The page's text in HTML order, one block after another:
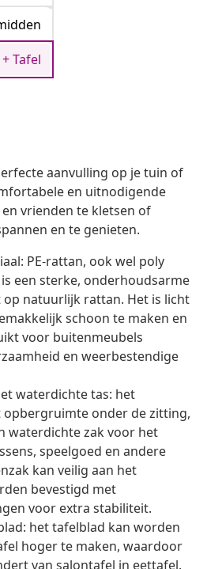
Tafel
aanvulling op je tuin of
en uitnodigende
vrienden te kletsen of
en te genieten.
PE-rattan, ook wel poly
een sterke, onderhoudsarme
natuurlijk rattan. Het is licht
schoon te maken en
voor buitenmeubels
en weerbestendige
waterdichte tas: het
onder de zitting,
waterdichte zak voor het
speelgoed en andere
kan veilig aan het
bevestigd met
voor extra stabiliteit.
het tafelblad kan worden
hoger te maken, waardoor
van salontafel in eettafel.